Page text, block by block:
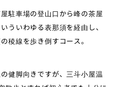
駐車場の登山口から峰の茶屋
ういわゆる表那須を経由し、
稜線を歩き倒すコース。
健脚向きですが、三斗小屋温